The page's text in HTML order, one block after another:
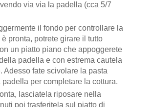
via via la padella (cca 5/7
il fondo per controllare la
pronta, potrete girare il tutto
un piatto piano che appoggerete
padella e con estrema cautela
Adesso fate scivolare la pasta
per completare la cottura.
lasciatela riposare nella
poi trasferitela sul piatto di